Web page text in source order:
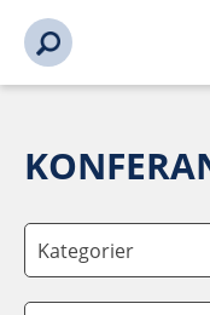
Kategorier